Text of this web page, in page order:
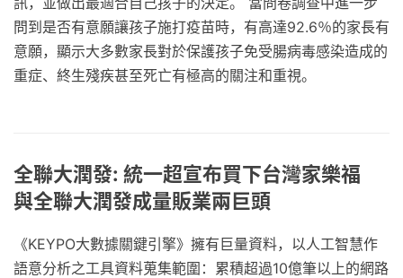
問到是否有意願讓孩子施打疫苗時，有高達92.6％的家長有
意願，顯示大多數家長對於保護孩子免受腸病毒感染造成的
重症、終生殘疾甚至死亡有極高的關注和重視。
全聯大潤發: 統一超宣布買下台灣家樂福
與全聯大潤發成量販業兩巨頭
《KEYPO大數據關鍵引擎》擁有巨量資料，以人工智慧作
語意分析之工具資料蒐集範圍：累積超過10億筆以上的網路